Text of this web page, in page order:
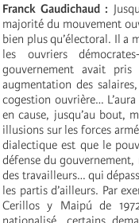
Franck Gaudichaud :
majorité du mouvement
bien plus qu’électoral. Il a
les ouvriers
gouvernement avait
augmentation des
cogestion ouvrière…
en cause, jusqu’au bout,
illusions sur les forces
dialectique est que le
défense du
des travailleurs… qui
les partis d’ailleurs. Par
Cerillos y Maipú de